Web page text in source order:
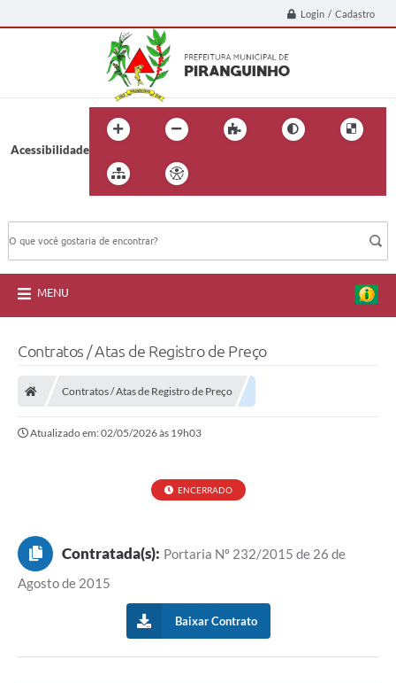
Login / Cadastro
Acessibilidade
MENU
Contratos / Atas de Registro de Preço
Contratos / Atas de Registro de Preço
Atualizado em: 02/05/2026 às 19h03
ENCERRADO
Contratada(s): Portaria Nº 232/2015 de 26 de
Agosto de 2015
Baixar Contrato